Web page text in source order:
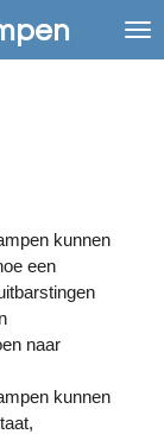
kunnen
een
naar
kunnen